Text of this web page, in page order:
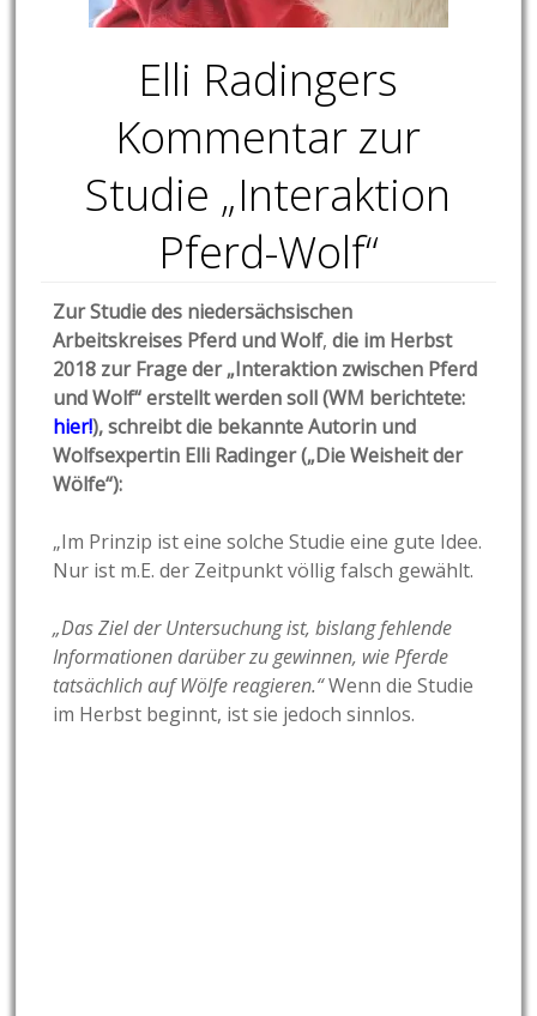
Elli Radingers
Kommentar zur
Studie „Interaktion
Pferd-Wolf“
Zur Studie des niedersächsischen
Arbeitskreises Pferd und Wolf,die im Herbst
2018 zur Frage der „Interaktion zwischen Pferd
und Wolf“ erstellt werden soll (WM berichtete:
hier!), schreibt die bekannte Autorin und
Wolfsexpertin Elli Radinger („Die Weisheit der
Wölfe“):
„Im Prinzip ist eine solche Studie eine gute Idee.
Nur ist m.E. der Zeitpunkt völlig falsch gewählt.
„Das Ziel der Untersuchung ist, bislang fehlende
Informationen darüber zu gewinnen, wie Pferde
tatsächlich auf Wölfe reagieren.“Wenn die Studie
im Herbst beginnt, ist sie jedoch sinnlos.